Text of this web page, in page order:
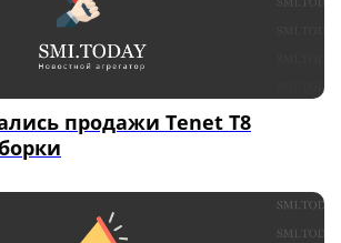
продажи Tenet T8